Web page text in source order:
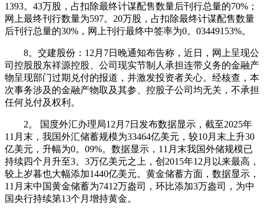
1393。43万股，占扣除最终计谋配售数量后刊行总量的70%；
网上最终刊行数量为597。20万股，占扣除最终计谋配售数量
后刊行总量的30%，网上刊行最终中签率为0。03449153%。
8。交建股份：12月7日晚通知布告称，近日，网上呈现公
司控股股东祥源控股、公司现实节制人承担连带义务的金融产
物呈现部门过期兑付的报道，并激发投资者关心。经核查，本
次事务涉及的金融产物取及其参、控股子公司均无关，不承担
任何兑付及权利。
2。 国度外汇办理局12月7日发布数据显示，截至2025年
11月末，我国外汇储蓄规模为33464亿美元，较10月末上升30
亿美元，升幅为0。09%。数据显示，11月末我国外储规模已
持续四个月升至3。3万亿美元之上，创2015年12月以来最高，
较上岁暮也大幅添加1440亿美元。黄金储蓄方面，数据显示，
11月末中国黄金储蓄为7412万盎司，环比添加3万盎司，为中
国央行持续第13个月增持黄金。